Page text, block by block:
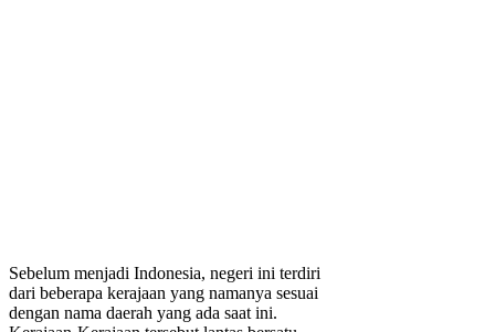
Sebelum menjadi Indonesia, negeri ini terdiri
dari beberapa kerajaan yang namanya sesuai
dengan nama daerah yang ada saat ini.